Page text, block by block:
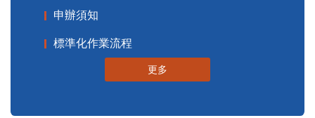
申辦須知
標準化作業流程
更多